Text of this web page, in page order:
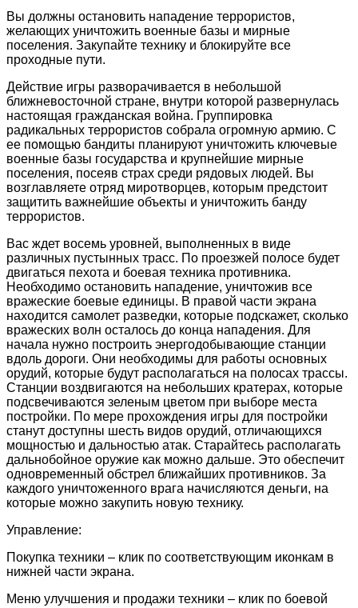
Вы должны остановить нападение террористов,
желающих уничтожить военные базы и мирные
поселения. Закупайте технику и блокируйте все
проходные пути.
Действие игры разворачивается в небольшой
ближневосточной стране, внутри которой развернулась
настоящая гражданская война. Группировка
радикальных террористов собрала огромную армию. С
ее помощью бандиты планируют уничтожить ключевые
военные базы государства и крупнейшие мирные
поселения, посеяв страх среди рядовых людей. Вы
возглавляете отряд миротворцев, которым предстоит
защитить важнейшие объекты и уничтожить банду
террористов.
Вас ждет восемь уровней, выполненных в виде
различных пустынных трасс. По проезжей полосе будет
двигаться пехота и боевая техника противника.
Необходимо остановить нападение, уничтожив все
вражеские боевые единицы. В правой части экрана
находится самолет разведки, которые подскажет, сколько
вражеских волн осталось до конца нападения. Для
начала нужно построить энергодобывающие станции
вдоль дороги. Они необходимы для работы основных
орудий, которые будут располагаться на полосах трассы.
Станции воздвигаются на небольших кратерах, которые
подсвечиваются зеленым цветом при выборе места
постройки. По мере прохождения игры для постройки
станут доступны шесть видов орудий, отличающихся
мощностью и дальностью атак. Старайтесь располагать
дальнобойное оружие как можно дальше. Это обеспечит
одновременный обстрел ближайших противников. За
каждого уничтоженного врага начисляются деньги, на
которые можно закупить новую технику.
Управление:
Покупка техники – клик по соответствующим иконкам в
нижней части экрана.
Меню улучшения и продажи техники – клик по боевой